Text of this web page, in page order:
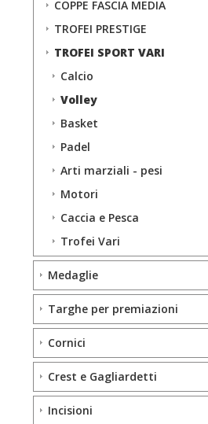
COPPE FASCIA MEDIA
TROFEI PRESTIGE
TROFEI SPORT VARI
Calcio
Volley
Basket
Padel
Arti marziali - pesi
Motori
Caccia e Pesca
Trofei Vari
Medaglie
Targhe per premiazioni
Cornici
Crest e Gagliardetti
Incisioni